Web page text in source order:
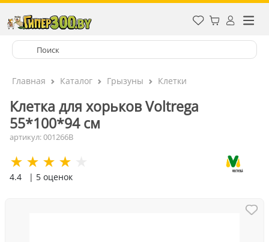
Главная Каталог Грызуны Клетки
Клетка для хорьков Voltrega
55*100*94 см
артикул: 001266B
4.4 | 5 оценок